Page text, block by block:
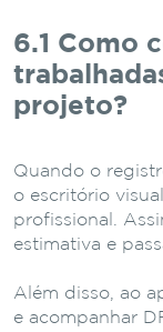
6.1 Como
projeto?
Quando o
o escritório
profissional.
estimativa e
Além disso, ao
e acompanhar